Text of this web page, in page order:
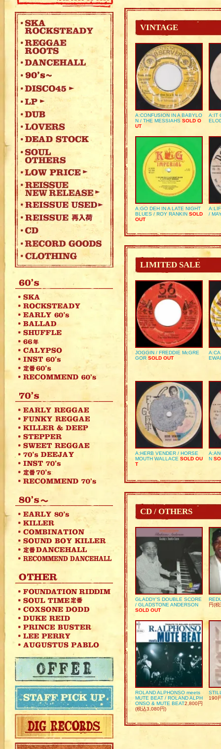
VINTAGE
A:CONFUSION IN A BABYLO
N / THE MESSIAHS SOLD O
UT
A:IT
A:GO DEH IN A LATE NIGHT
BLUES / ROY RANKIN SOLD
OUT
/
LIMITED SALE
JOGGIN / FREDDIE McGRE
GOR SOLD OUT
A:HERB VENDER / HORSE
MOUTH WALLACE SOLD OU
T
N
CD / OTHERS
GLADDY’S DOUBLE SCORE
/ GLADSTONE ANDERSON
SOLD OUT
円(
ROLAND ALPHONSO meets
MUTE BEAT / ROLAND ALPH
ONSO & MUTE BEAT2,800円
(税込3,080円)
190